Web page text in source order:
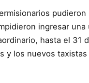
pudieron
ingresar una
hasta el 31
y los nuevos taxistas